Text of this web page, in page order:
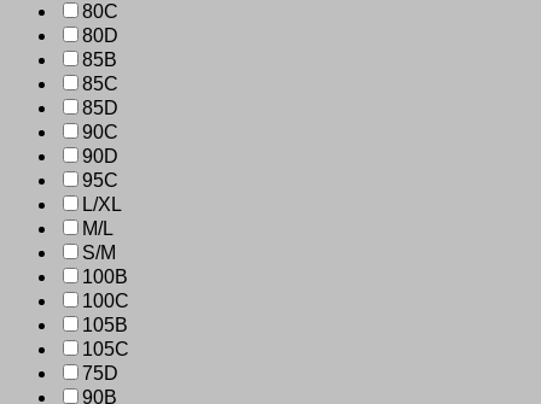
80C
80D
85B
85C
85D
90C
90D
95C
L/XL
M/L
S/M
100B
100C
105B
105C
75D
90B